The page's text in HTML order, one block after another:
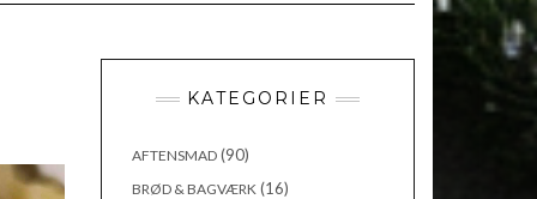
KATEGORIER
AFTENSMAD(90)
BRØD & BAGVÆRK (16)